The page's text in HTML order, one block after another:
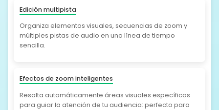
Edición multipista
Organiza elementos visuales, secuencias de zoom y
múltiples pistas de audio en una línea de tiempo
sencilla.
Efectos de zoom inteligentes
Resalta automáticamente áreas visuales específicas
para guiar la atención de tu audiencia: perfecto para